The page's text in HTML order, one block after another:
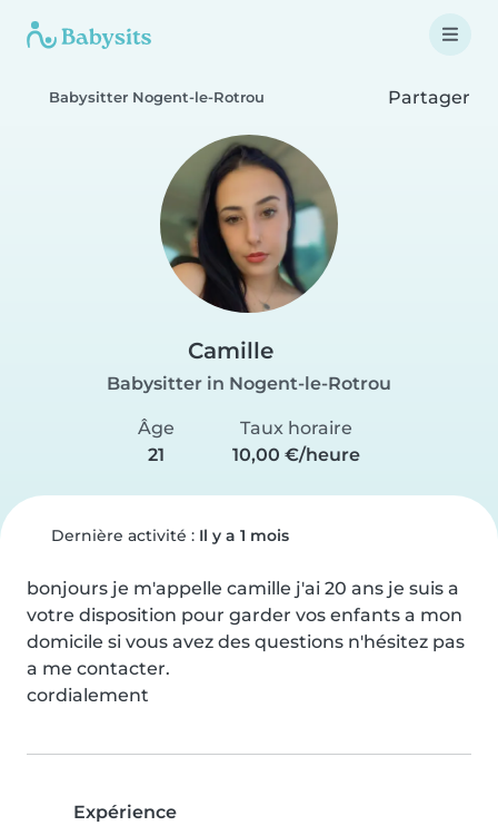
Babysitter Nogent-le-Rotrou Partager
Camille
Babysitter in Nogent-le-Rotrou
Âge
21
Taux horaire
10,00 €/heure
Dernière activité : Il y a 1 mois
bonjours je m'appelle camille j'ai 20 ans je suis a
votre disposition pour garder vos enfants a mon
domicile si vous avez des questions n'hésitez pas
a me contacter.
cordialement
Expérience